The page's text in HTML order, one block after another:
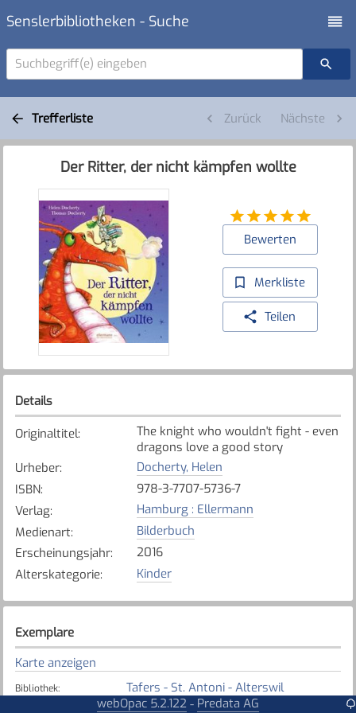
Senslerbibliotheken - Suche
Suchbegriff(e) eingeben
Trefferliste Zurück Nächste
Der Ritter, der nicht kämpfen wollte
Bewerten
Merkliste
Teilen
Details
Originaltitel:
The knight who wouldn't fight - even
dragons love a good story
Urheber:
Docherty, Helen
ISBN:
978-3-7707-5736-7
Verlag:
Hamburg : Ellermann
Medienart:
Bilderbuch
Erscheinungsjahr:
2016
Alterskategorie: Kinder
Exemplare
Karte anzeigen
Bibliothek: Tafers - St. Antoni - Alterswil
Verfügbar
webOpac 5.2.122 - Predata AG